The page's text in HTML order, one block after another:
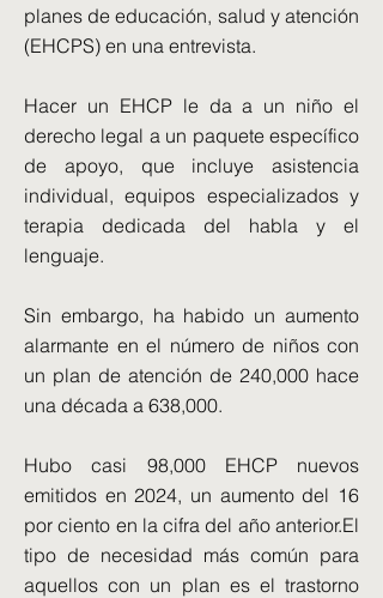
planes de educación, salud y atención
(EHCPS) en una entrevista.
Hacer un EHCP le da a un niño el
derecho legal a un paquete específico
de apoyo, que incluye asistencia
individual, equipos especializados y
terapia dedicada del habla y el
lenguaje.
Sin embargo, ha habido un aumento
alarmante en el número de niños con
un plan de atención de 240,000 hace
una década a 638,000.
Hubo casi 98,000 EHCP nuevos
emitidos en 2024, un aumento del 16
por ciento en la cifra del año anterior.El
tipo de necesidad más común para
aquellos con un plan es el trastorno